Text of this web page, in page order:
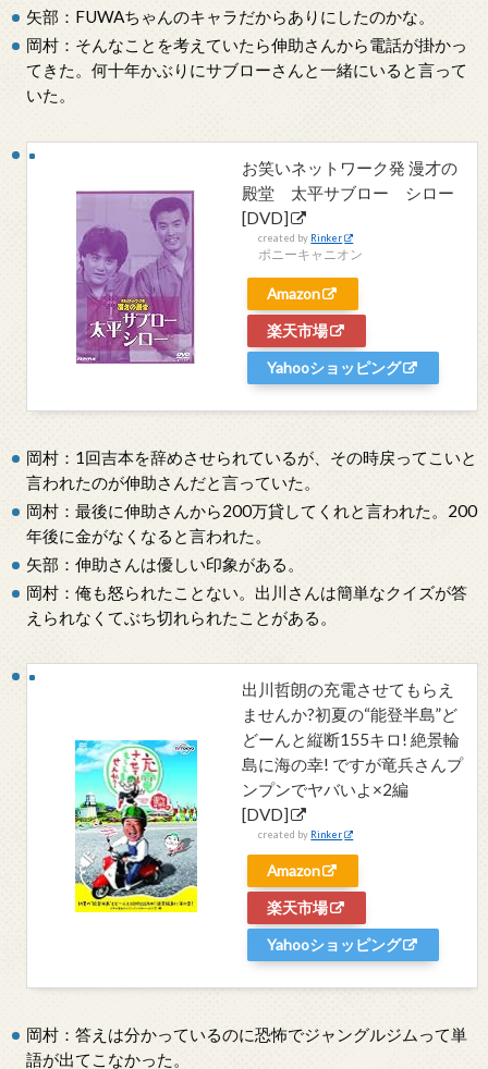
矢部：FUWAちゃんのキャラだからありにしたのかな。
岡村：そんなことを考えていたら伸助さんから電話が掛かっ
てきた。何十年かぶりにサブローさんと一緒にいると言って
いた。
お笑いネットワーク発 漫才の
殿堂 太平サブロー シロー
[DVD]
created by Rinker
ポニーキャニオン
Amazon
楽天市場
Yahooショッピング
岡村：1回吉本を辞めさせられているが、その時戻ってこいと
言われたのが伸助さんだと言っていた。
岡村：最後に伸助さんから200万貸してくれと言われた。200
年後に金がなくなると言われた。
矢部：伸助さんは優しい印象がある。
岡村：俺も怒られたことない。出川さんは簡単なクイズが答
えられなくてぶち切れられたことがある。
出川哲朗の充電させてもらえ
ませんか?初夏の“能登半島”ど
どーんと縦断155キロ! 絶景輪
島に海の幸! ですが竜兵さんプ
ンプンでヤバいよ×2編
[DVD]
created by Rinker
Amazon
楽天市場
Yahooショッピング
岡村：答えは分かっているのに恐怖でジャングルジムって単
語が出てこなかった。